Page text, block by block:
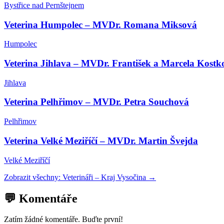
Bystřice nad Pernštejnem
Veterina Humpolec – MVDr. Romana Miksová
Humpolec
Veterina Jihlava – MVDr. František a Marcela
Jihlava
Veterina Pelhřimov – MVDr. Petra Souchová
Pelhřimov
Veterina Velké Meziříčí – MVDr. Martin Švejda
Velké Meziříčí
Zobrazit všechny: Veterináři – Kraj Vysočina →
💬 Komentáře
Zatím žádné komentáře. Buďte první!